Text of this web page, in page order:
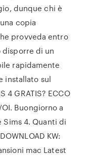
dunque chi è
copia
provveda entro
disporre di un
rapidamente
installato sul
4 GRATIS? ECCO
Buongiorno a
4. Quanti di
KW:
mac Latest